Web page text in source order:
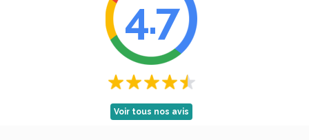
4.7
Voir tous nos avis